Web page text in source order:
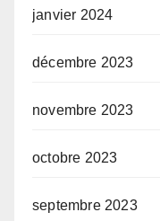
janvier 2024
décembre 2023
novembre 2023
octobre 2023
septembre 2023